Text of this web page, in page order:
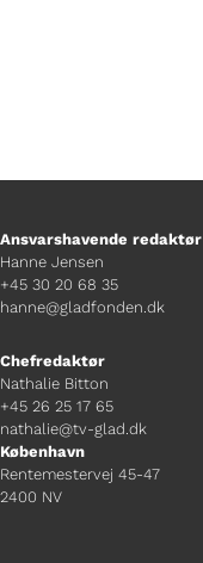
Ansvarshavende redaktør
Hanne Jensen
+45 30 20 68 35
hanne@gladfonden.dk
Chefredaktør
Nathalie Bitton
+45 26 25 17 65
nathalie@tv-glad.dk
København
Rentemestervej 45-47
2400 NV